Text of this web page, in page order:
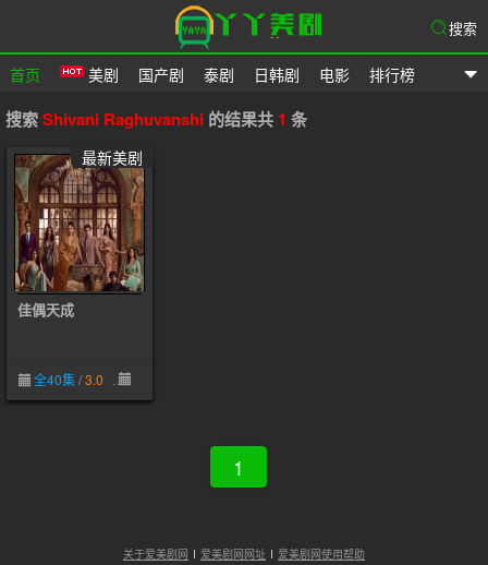
爱美剧网
首页 美剧 国产剧 泰剧 日韩剧 电影 排行榜
搜索
搜索Shivani Raghuvanshi 的结果共 1 条
最新美剧
佳偶天成
全40集/3.0
1
关于爱美剧网 爱美剧网网址 爱美剧网使用帮助